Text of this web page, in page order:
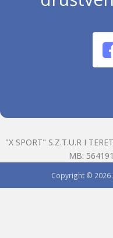
"X SPORT" S.Z.T.U.R I
MB:
Copyright © 2026